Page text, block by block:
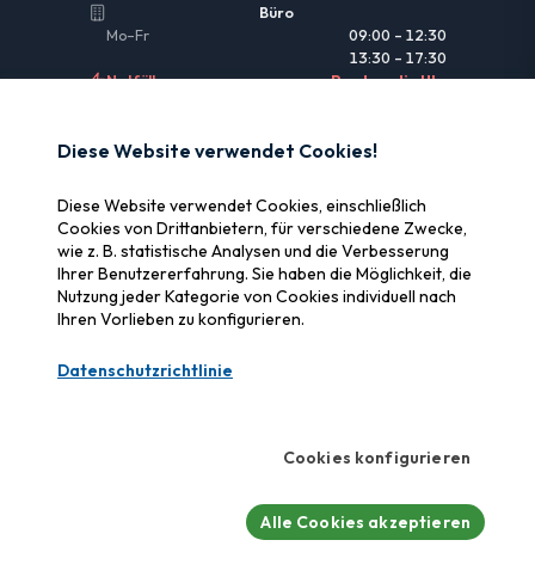
Büro
Mo–Fr
09:00 – 12:30
13:30 – 17:30
Notfälle
Rund um die Uhr
NÜTZLICHE LINKS
Versicherung & Erstattung
Warum SOS Data Recovery
Cookies verwalten
ZERTIFIZIERUNGEN
Cybersicherheits-Label
Diese Website verwendet Cookies!
Diese Website verwendet Cookies, einschließlich
Cookies von Drittanbietern, für verschiedene Zwecke,
wie z. B. statistische Analysen und die Verbesserung
Ihrer Benutzererfahrung. Sie haben die Möglichkeit, die
Nutzung jeder Kategorie von Cookies individuell nach
Ihren Vorlieben zu konfigurieren.
Datenschutzrichtlinie
Cookies konfigurieren
Alle Cookies akzeptieren